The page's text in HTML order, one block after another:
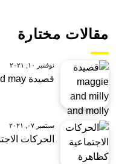
مقالات مختارة
نوفمبر ١٠, ٢٠٢١
قصيدة maggie and milly and molly and may
سبتمبر ٠٧, ٢٠٢١
الحركات